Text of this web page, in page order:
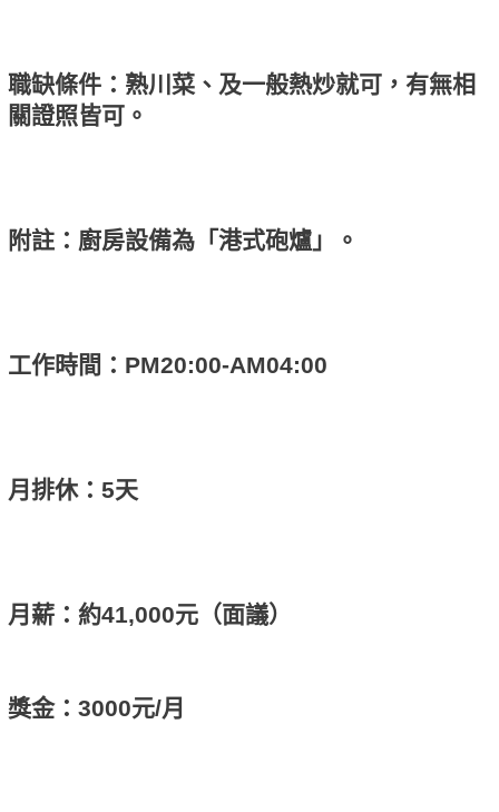
職缺條件：熟川菜、及一般熱炒就可，有無相
關證照皆可。
附註：廚房設備為「港式砲爐」。
工作時間：PM20:00-AM04:00
月排休：5天
月薪：約41,000元（面議）
獎金：3000元/月